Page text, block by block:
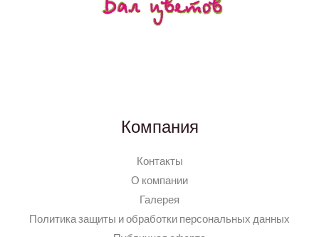
Компания
Контакты
О компании
Галерея
Политика защиты и обработки персональных данных